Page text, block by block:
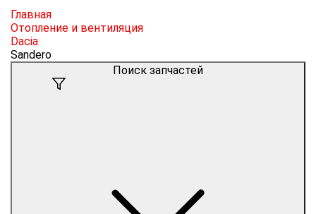
Главная
Отопление и вентиляция
Dacia
Sandero
Поиск запчастей